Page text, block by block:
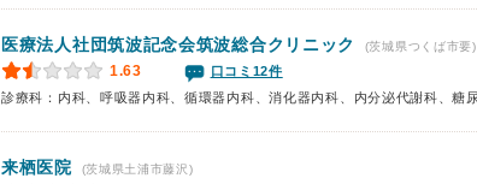
医療法人社団筑波記念会筑波総合クリニック (茨城県つくば市要)
1.63
口コミ12件
来栖医院 (茨城県土浦市藤沢)